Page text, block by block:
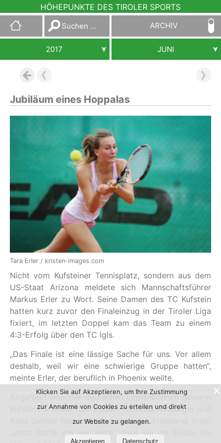
HÖHEPUNKTE DES TIROLER SPORTS
Suchen
nach:
ARCHIV
2017 JUNI
Jubiläum eines Hoppalas
Tara Erler / kristen-images.com
Nicht vom Kufsteiner Tennisplatz, sondern aus dem
US-Staat Arizona meldete sich Mannschaftsführer
Markus Erler zu Wort. Seine Damen des TC Kufstein
hatten kurz zuvor den Finaleinzug in der Tiroler Liga
fixiert, im letzten Doppel kam das Team zu einem
4:3-Erfolg über den TC Igls.
„Das Finale ist eine lässige Sache für uns. Vor allem
deshalb, weil wir eine schwierige Gruppe hatten“,
meinte Erler, der beruflich in Phoenix weilte.
Angeführt von vier deutschen Legionärinnen gewann
Kufstein drei der fünf Einzel – Sabrina Rittberger und
Anna Geißler fixierten dann auch den Endstand. Erler:
„Jetzt hoffe ich nur noch, dass wir im Finale ein
Klicken Sie auf Akzeptieren, um Ihre Zustimmung
zur Annahme von Cookies zu erteilen und direkt
zur Website zu gelangen.
Akzeptieren Datenschutz